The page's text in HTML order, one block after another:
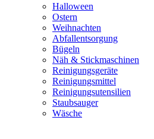
Halloween
Ostern
Weihnachten
Abfallentsorgung
Bügeln
Näh & Stickmaschinen
Reinigungsgeräte
Reinigungsmittel
Reinigungsutensilien
Staubsauger
Wäsche